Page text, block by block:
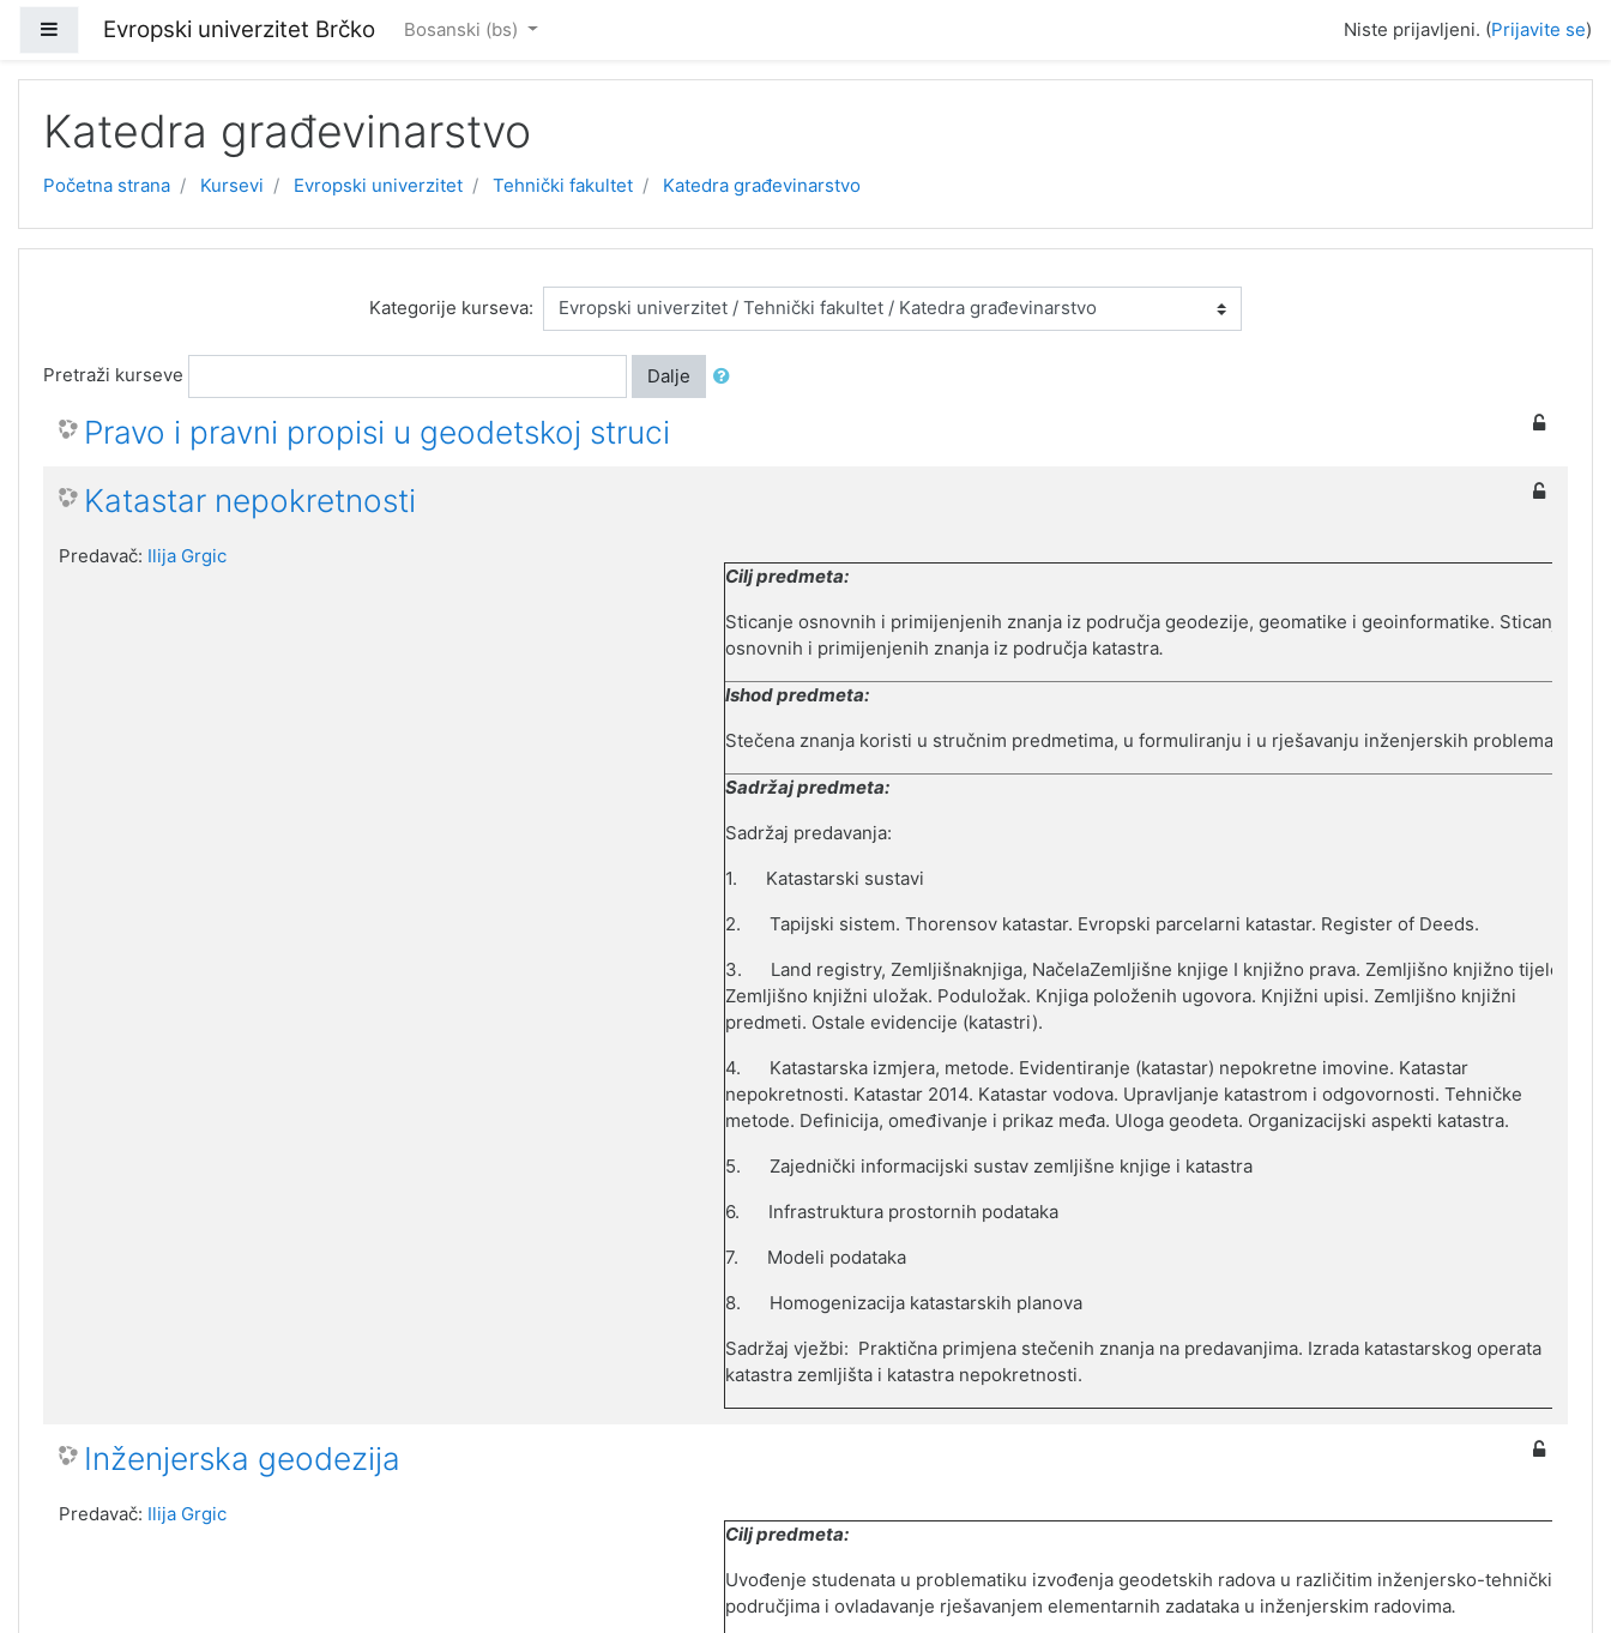
Side panel
Evropski univerzitet Brčko Bosanski ‎(bs)‎ Niste prijavljeni. (Prijavite se)
Katedra građevinarstvo
Početna strana Kursevi Evropski univerzitet Tehnički fakultet Katedra građevinarstvo
Kategorije kurseva:
Pretraži kurseve Dalje
Pravo i pravni propisi u geodetskoj struci
Katastar nepokretnosti
Cilj predmeta:
Sticanje osnovnih i primijenjenih znanja iz područja geodezije, geomatike i geoinformatike. Sticanje
osnovnih i primijenjenih znanja iz područja katastra.
Ishod predmeta:
Stečena znanja koristi u stručnim predmetima, u formuliranju i u rješavanju inženjerskih problema.
Sadržaj predmeta:
Sadržaj predavanja:
1. Katastarski sustavi
2.Tapijski sistem. Thorensov katastar. Evropski parcelarni katastar. Register of Deeds.
3. Land registry, Zemlјišnaknjiga, NačelaZemlјišne knjige I knjižno prava. Zemlјišno knjižno tijelo.
Zemlјišno knjižni uložak. Poduložak. Knjiga položenih ugovora. Knjižni upisi. Zemlјišno knjižni
predmeti. Ostale evidencije (katastri).
4. Katastarska izmjera, metode. Evidentiranje (katastar) nepokretne imovine. Katastar
nepokretnosti. Katastar 2014. Katastar vodova. Upravlјanje katastrom i odgovornosti. Tehničke
metode. Definicija, omeđivanje i prikaz međa. Uloga geodeta. Organizacijski aspekti katastra.
5. Zajednički informacijski sustav zemljišne knjige i katastra
6. Infrastruktura prostornih podataka
7. Modeli podataka
8. Homogenizacija katastarskih planova
Sadržaj vježbi: Praktična primjena stečenih znanja na predavanjima. Izrada katastarskog operata
katastra zemljišta i katastra nepokretnosti.
Predavač: Ilija Grgic
Inženjerska geodezija
Cilj predmeta:
Uvođenje studenata u problematiku izvođenja geodetskih radova u različitim inženjersko-tehničkim
područjima i ovladavanje rješavanjem elementarnih zadataka u inženjerskim radovima.
Predavač: Ilija Grgic